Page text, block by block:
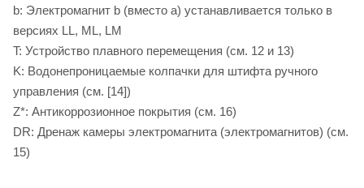
b: Электромагнит b (вместо a) устанавливается только в
версиях LL, ML, LM
T: Устройство плавного перемещения (см. 12 и 13)
K: Водонепроницаемые колпачки для штифта ручного
управления (см. [14])
Z*: Антикоррозионное покрытия (см. 16)
DR: Дренаж камеры электромагнита (электромагнитов) (см.
15)